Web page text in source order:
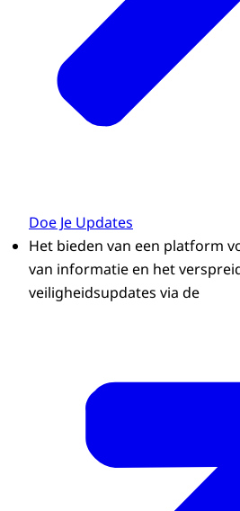
Doe Je Updates
Het bieden van een platform
van informatie en het
veiligheidsupdates via de